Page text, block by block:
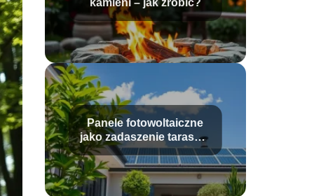
kamieni – jak zrobić?
Panele fotowoltaiczne
jako zadaszenie tarasu –
jak zrobić?